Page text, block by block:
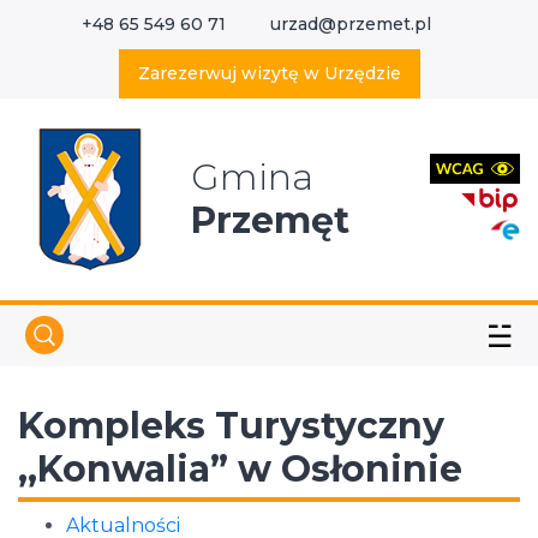
+48 65 549 60 71 urzad@przemet.pl
Zarezerwuj wizytę w Urzędzie
Gmina
Przemęt
☱
Kompleks Turystyczny
,,Konwalia” w Osłoninie
Aktualności
Wyszukaj w serwisie